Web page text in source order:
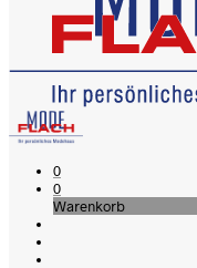
0
0
Warenkorb